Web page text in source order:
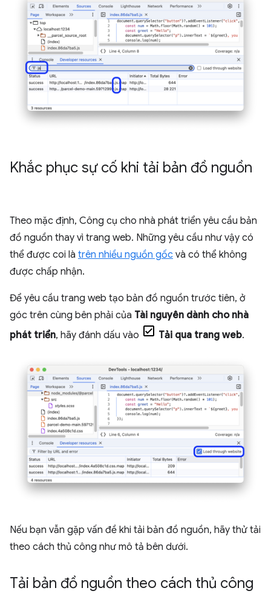
Khắc phục sự cố khi tải bản đồ nguồn
Theo mặc định, Công cụ cho nhà phát triển yêu cầu bản
đồ nguồn thay vì trang web. Những yêu cầu như vậy có
thể được coi là trên nhiều nguồn gốc và có thể không
được chấp nhận.
Để yêu cầu trang web tạo bản đồ nguồn trước tiên, ở
góc trên cùng bên phải của Tài nguyên dành cho nhà
phát triển, hãy đánh dấu vào Tải qua trang web.
Nếu bạn vẫn gặp vấn đề khi tải bản đồ nguồn, hãy thử tải
theo cách thủ công như mô tả bên dưới.
Tải bản đồ nguồn theo cách thủ công